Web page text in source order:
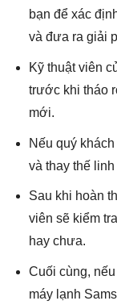
bạn để xác
và đưa ra giải
Kỹ thuật viên
trước khi tháo
mới.
Nếu quý
và thay thế
Sau khi hoàn
viên sẽ kiểm
hay chưa.
Cuối cùng,
máy lạnh